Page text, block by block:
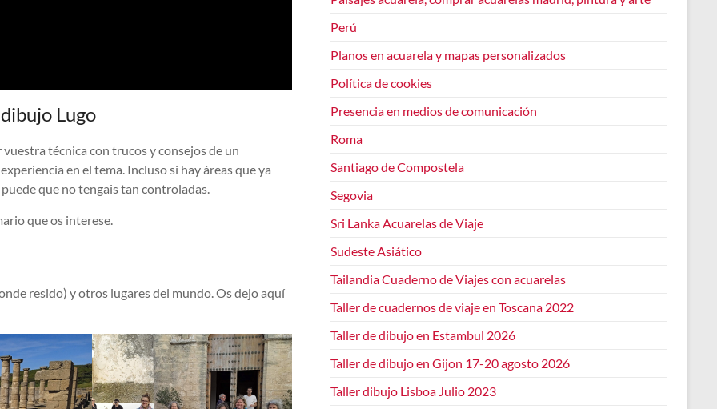
Lugo
técnica con trucos y consejos de un
en el tema. Incluso si hay áreas que ya
que no tengais tan controladas.
que os interese.
resido) y otros lugares del mundo. Os dejo aquí
Perú
Planos en acuarela y mapas personalizados
Política de cookies
Presencia en medios de comunicación
Roma
Santiago de Compostela
Segovia
Sri Lanka Acuarelas de Viaje
Sudeste Asiático
Tailandia Cuaderno de Viajes con acuarelas
Taller de cuadernos de viaje en Toscana 2022
Taller de dibujo en Estambul 2026
Taller de dibujo en Gijon 17-20 agosto 2026
Taller dibujo Lisboa Julio 2023